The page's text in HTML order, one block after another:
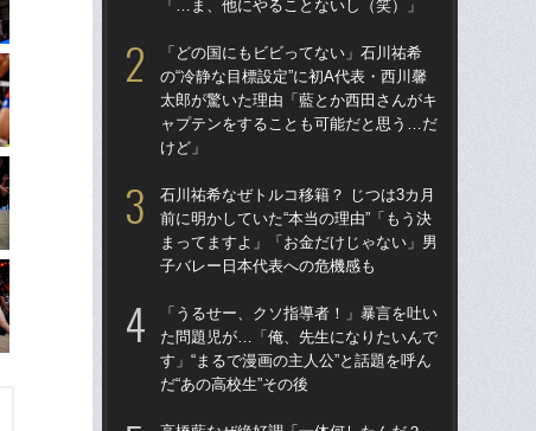
「…ま、他にやることないし（笑）」
「どの国にもビビってない」石川祐希
の“冷静な目標設定”に初A代表・西川馨
太郎が驚いた理由「藍とか西田さんがキ
ャプテンをすることも可能だと思う…だ
けど」
石川祐希なぜトルコ移籍？ じつは3カ月
前に明かしていた“本当の理由”「もう決
まってますよ」「お金だけじゃない」男
子バレー日本代表への危機感も
「うるせー、クソ指導者！」暴言を吐い
た問題児が…「俺、先生になりたいんで
す」“まるで漫画の主人公”と話題を呼ん
だ“あの高校生”その後